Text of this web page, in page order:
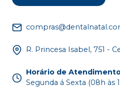
R. Princesa Isabel, 751 -
Horário de
Segunda á Sexta (08h às